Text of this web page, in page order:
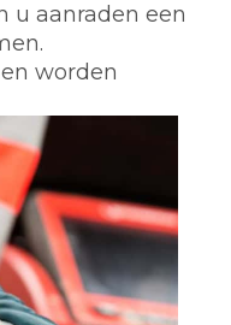
u aanraden een
worden